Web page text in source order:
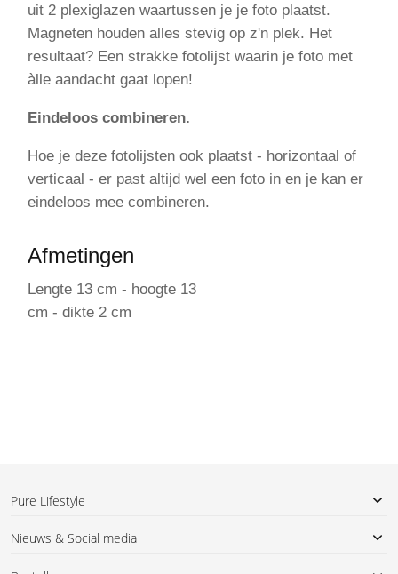
uit 2 plexiglazen waartussen je je foto plaatst.
Magneten houden alles stevig op z'n plek. Het
resultaat? Een strakke fotolijst waarin je foto met
àlle aandacht gaat lopen!
Eindeloos combineren.
Hoe je deze fotolijsten ook plaatst - horizontaal of
verticaal - er past altijd wel een foto in en je kan er
eindeloos mee combineren.
Afmetingen
Lengte 13 cm - hoogte 13
cm - dikte 2 cm
Pure Lifestyle
Nieuws & Social media